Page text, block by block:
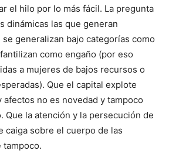
el hilo por lo más fácil. La pregunta
dinámicas las que generan
generalizan bajo categorías como
como engaño (por eso
a mujeres de bajos recursos o
Que el capital explote
afectos no es novedad y tampoco
Que la atención y la persecución de
caiga sobre el cuerpo de las
tampoco.